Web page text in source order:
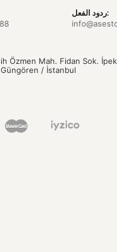
ردود الفعل:
Özmen Mah. Fidan Sok.
/ İstanbul